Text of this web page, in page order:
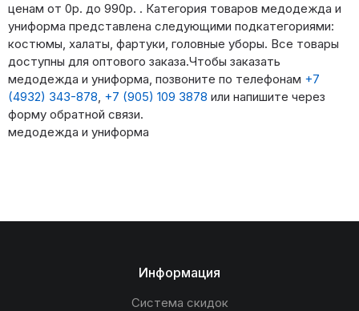
ценам от 0р. до 990р. . Категория товаров медодежда и
униформа представлена следующими подкатегориями:
костюмы, халаты, фартуки, головные уборы. Все товары
доступны для оптового заказа.Чтобы заказать
медодежда и униформа, позвоните по телефонам +7
(4932) 343-878, +7 (905) 109 3878 или напишите через
форму обратной связи.
медодежда и униформа
Информация
Система скидок